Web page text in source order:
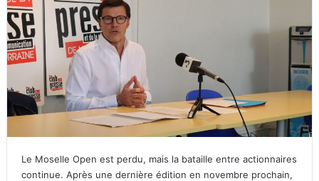
Le Moselle Open est perdu, mais la bataille entre actionnaires
continue. Après une dernière édition en novembre prochain,